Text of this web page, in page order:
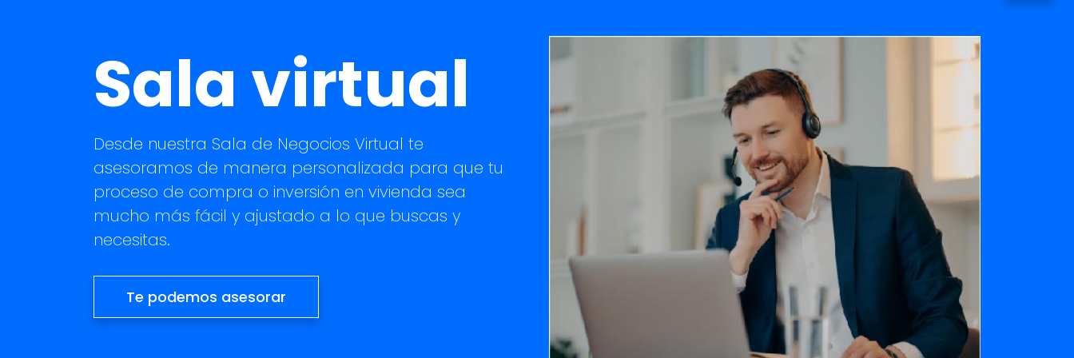
Sala virtual
Desde nuestra Sala de Negocios Virtual te
asesoramos de manera personalizada para que tu
proceso de compra o inversión en vivienda sea
mucho más fácil y ajustado a lo que buscas y
necesitas.
Te podemos asesorar